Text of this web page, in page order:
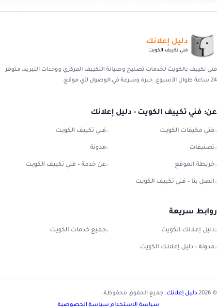
دليل إعلانك
فني تكييف الكويت
فني تكييف بالكويت لخدمات تصليح وصيانة التكييف المركزي ووحدات التبريد، متوفر
24 ساعة طوال الأسبوع. خبرة وسرعة في الوصول لأي موقع.
عن: فني تكييف الكويت - دليل إعلانك
فني مكيفات الكويت فني تكييف الكويت
تصنيفات مدونة
خريطة الموقع عن خدمة – فني تكييف الكويت
اتصل بنا – فني تكييف الكويت
روابط سريعة
دليل إعلانك الكويت جميع خدمات الكويت
مدونة – دليل إعلانك الكويت
© 2026 دليل إعلانك. جميع الحقوق محفوظة.
سياسة الاستخدام سياسة الخصوصية